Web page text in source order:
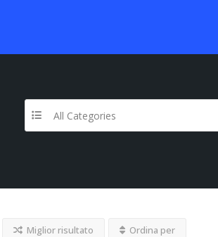
All Categories
Miglior risultato Ordina per